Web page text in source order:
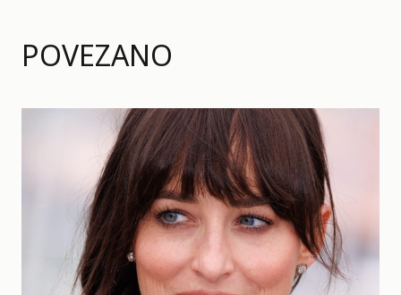
POVEZANO